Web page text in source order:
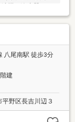
きバルコニー☆
八尾南駅 徒歩3分
建
平野区長吉川辺３